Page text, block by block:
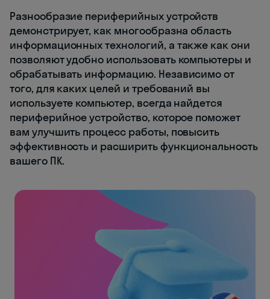
Разнообразие периферийных устройств
демонстрирует, как многообразна область
информационных технологий, а также как они
позволяют удобно использовать компьютеры и
обрабатывать информацию. Независимо от
того, для каких целей и требований вы
используете компьютер, всегда найдется
периферийное устройство, которое поможет
вам улучшить процесс работы, повысить
эффективность и расширить функциональность
вашего ПК.